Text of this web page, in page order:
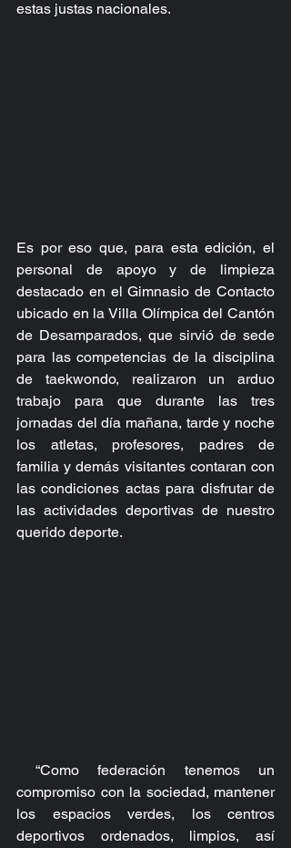
estas justas nacionales.
Es por eso que, para esta edición, el
personal de apoyo y de limpieza
destacado en el Gimnasio de Contacto
ubicado en la Villa Olímpica del Cantón
de Desamparados, que sirvió de sede
para las competencias de la disciplina
de taekwondo, realizaron un arduo
trabajo para que durante las tres
jornadas del día mañana, tarde y noche
los atletas, profesores, padres de
familia y demás visitantes contaran con
las condiciones actas para disfrutar de
las actividades deportivas de nuestro
querido deporte.
compromiso con la sociedad, mantener
los espacios verdes, los centros
deportivos ordenados, limpios, así